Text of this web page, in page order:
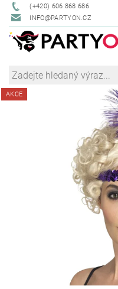
(+420) 606 868 686
INFO@PARTYON.CZ
AKCE